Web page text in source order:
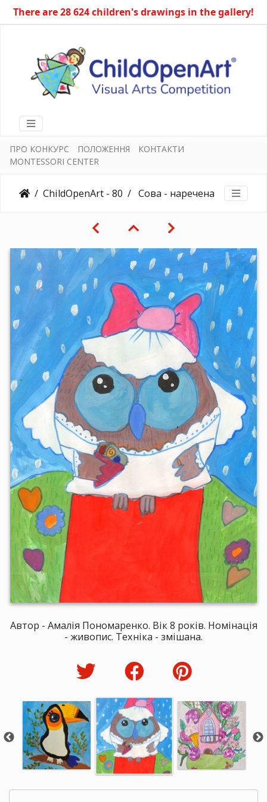
There are 28 624 children's drawings in the gallery!
ПРО КОНКУРС ПОЛОЖЕННЯ
КОНТАКТИ
MONTESSORI CENTER
ChildOpenArt - 80 Сова - наречена
Автор - Амалія Пономаренко. Вік 8 років. Номінація
- живопис. Техніка - змішана.